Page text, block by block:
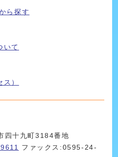
ら探す
いて
）
四十九町3184番地
ファックス:0595-24-